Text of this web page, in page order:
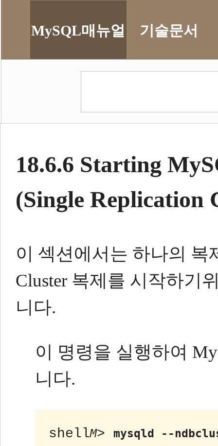
MySQL매뉴얼 기술문서
18.6.6 Starting
(Single Replication
이 섹션에서는 하나의 복
Cluster 복제를 시작하기
니다.
이 명령을 실행하여
니다.
shellM>
mysqld --